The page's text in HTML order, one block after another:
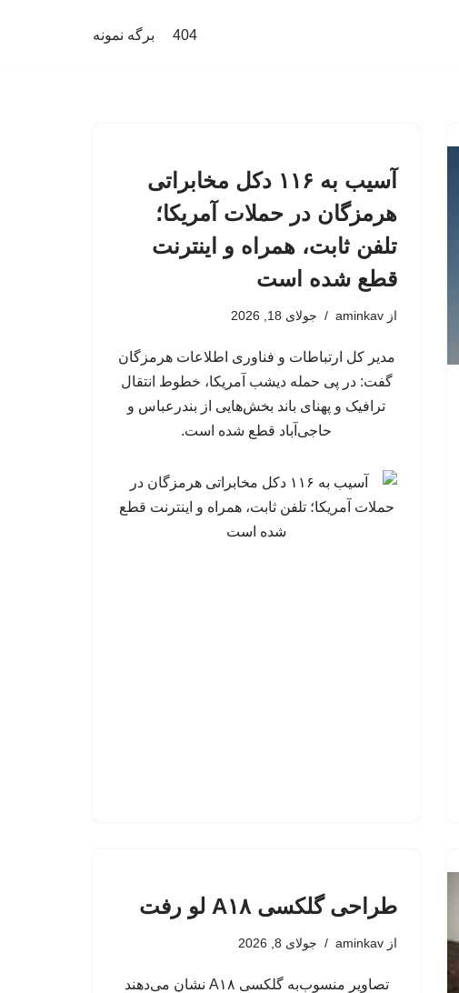
404 برگه نمونه
آسیب به ۱۱۶ دکل مخابراتی
هرمزگان در حملات آمریکا؛
تلفن ثابت، همراه و اینترنت
‌قطع شده است
از aminkav جولای 18, 2026
مدیر کل ارتباطات و فناوری اطلاعات هرمزگان
گفت: در پی حمله دیشب آمریکا، خطوط انتقال
ترافیک و پهنای باند بخش‌هایی از بندرعباس و
حاجی‌آباد قطع شده است.
طراحی گلکسی A۱۸ لو رفت
از aminkav جولای 8, 2026
تصاویر منسوب‌به گلکسی A۱۸ نشان می‌دهند